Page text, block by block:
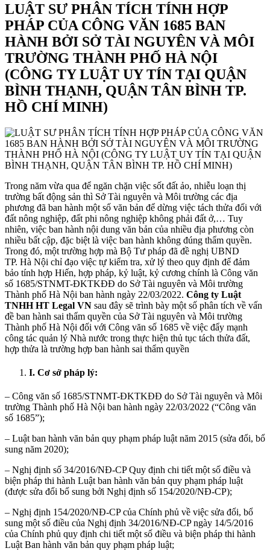
LUẬT SƯ PHÂN TÍCH TÍNH HỢP
PHÁP CỦA CÔNG VĂN 1685 BAN
HÀNH BỞI SỞ TÀI NGUYÊN VÀ MÔI
TRƯỜNG THÀNH PHỐ HÀ NỘI
(CÔNG TY LUẬT UY TÍN TẠI QUẬN
BÌNH THẠNH, QUẬN TÂN BÌNH TP.
HỒ CHÍ MINH)
Trong năm vừa qua để ngăn chặn việc sốt đất ảo, nhiễu loạn thị
trường bất động sản thì Sở Tài nguyên và Môi trường các địa
phương đã ban hành một số văn bản để dừng việc tách thửa đối với
đất nông nghiệp, đất phi nông nghiệp không phải đất ở,… Tuy
nhiên, việc ban hành nội dung văn bản của nhiều địa phương còn
nhiều bất cập, đặc biệt là việc ban hành không đúng thẩm quyền.
Trong đó, một trường hợp mà Bộ Tư pháp đã đề nghị UBND
TP. Hà Nội chỉ đạo việc tự kiểm tra, xử lý theo quy định để đảm
bảo tính hợp Hiến, hợp pháp, kỷ luật, kỷ cương chính là Công văn
số 1685/STNMT-ĐKTKĐĐ do Sở Tài nguyên và Môi trường
Thành phố Hà Nội ban hành ngày 22/03/2022. Công ty Luật
TNHHHT Legal VN sau đây sẽ trình bày một số phân tích về vấn
đề ban hành sai thẩm quyền của Sở Tài nguyên và Môi trường
Thành phố Hà Nội đối với Công văn số 1685 về việc đẩy mạnh
công tác quản lý Nhà nước trong thực hiện thủ tục tách thửa đất,
hợp thửa là trường hợp ban hành sai thẩm quyền
I. Cơ sở pháp lý:
– Công văn số 1685/STNMT-ĐKTKĐĐ do Sở Tài nguyên và Môi
trường Thành phố Hà Nội ban hành ngày 22/03/2022 (“Công văn
số 1685”);
– Luật ban hành văn bản quy phạm pháp luật năm 2015 (sửa đổi, bổ
sung năm 2020);
– Nghị định số 34/2016/NĐ-CP Quy định chi tiết một số điều và
biện pháp thi hành Luật ban hành văn bản quy phạm pháp luật
(được sửa đổi bổ sung bởi Nghị định số 154/2020/NĐ-CP);
– Nghị định 154/2020/NĐ-CP của Chính phủ về việc sửa đổi, bổ
sung một số điều của Nghị định 34/2016/NĐ-CP ngày 14/5/2016
của Chính phủ quy định chi tiết một số điều và biện pháp thi hành
Luật Ban hành văn bản quy phạm pháp luật;